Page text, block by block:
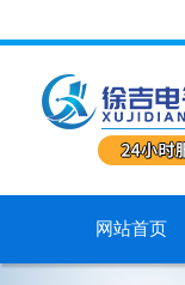
网站首页